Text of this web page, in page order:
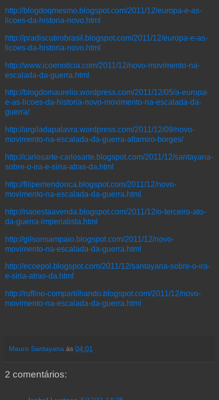
http://blogdoqmesmo.blogspot.com/2011/12/europa-e-as-
licoes-da-historia-novo.html
http://pradiscutirobrasil.blogspot.com/2011/12/europa-e-as-
licoes-da-historia-novo.html
http://www.icoenoticia.com/2011/12/novo-movimento-na-
escalada-da-guerra.html
http://blogdomaurelio.wordpress.com/2011/12/05/a-europa-
e-as-licoes-da-historia-novo-movimento-na-escalada-da-
guerra/
http://argiladapalavra.wordpress.com/2011/12/09/novo-
movimento-na-escalada-da-guerra-altamiro-borges/
http://carlosarte-carlosarte.blogspot.com/2011/12/santayana-
sobre-o-ira-e-siria-atras-da.html
http://filipemendonca.blogspot.com/2011/12/novo-
movimento-na-escalada-da-guerra.html
http://naoestaavenda.blogspot.com/2011/12/o-terceiro-ato-
da-guerra-imperialista.html
http://gilsonsampaio.blogspot.com/2011/12/novo-
movimento-na-escalada-da-guerra.html
http://ecoepol.blogspot.com/2011/12/santayana-sobre-o-ira-
e-siria-atras-da.html
http://ruffino-compartilhando.blogspot.com/2011/12/novo-
movimento-na-escalada-da-guerra.html
Mauro Santayana às 04:01
2 comentários: